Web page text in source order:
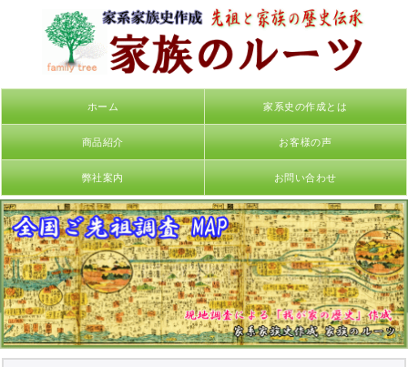
ホーム 家系史の作成とは
商品紹介 お客様の声
弊社案内 お問い合わせ